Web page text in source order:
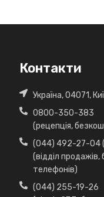
Контакти
Україна, 04071,
0800-350-383
(рецепція,
(044) 492-27-04
(відділ
телефонів)
(044) 255-19-26